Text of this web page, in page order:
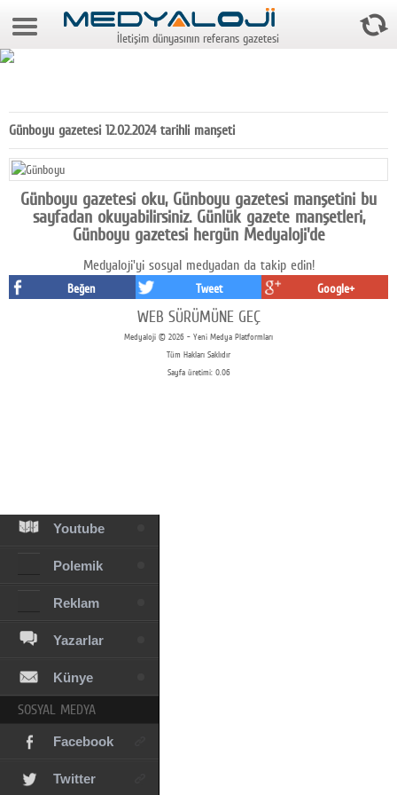
10 Ağustos 2026 14:50:24
Gazeteler
Medya
Reyting-tiraj
Teknoloji
Youtube
Polemik
Reklam
Yazarlar
Künye
SOSYAL MEDYA
Facebook
Twitter
İletişim dünyasının referans gazetesi
Günboyu gazetesi 12.02.2024 tarihli manşeti
Günboyu gazetesi oku, Günboyu gazetesi manşetini bu
sayfadan okuyabilirsiniz. Günlük gazete manşetleri,
Günboyu gazetesi hergün Medyaloji'de
Medyaloji'yi sosyal medyadan da takip edin!
Beğen Tweet Google+
WEB SÜRÜMÜNE GEÇ
Medyaloji © 2026 - Yeni Medya Platformları
Tüm Hakları Saklıdır
Sayfa üretimi: 0.06